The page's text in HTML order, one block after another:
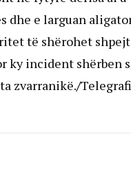
dhe e larguan
të shërohet
ky incident shërben
zvarranikë./Telegrafi